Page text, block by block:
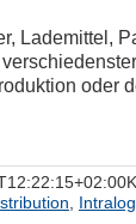
Lademittel,
oder